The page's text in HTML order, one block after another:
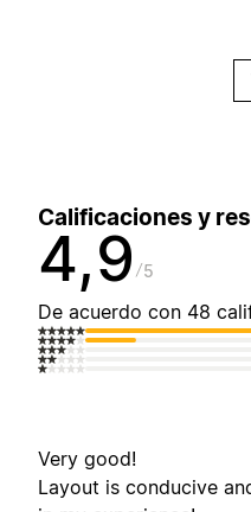
Calificaciones y
4,9 5
De acuerdo con 48
Very good!
Layout is conducive